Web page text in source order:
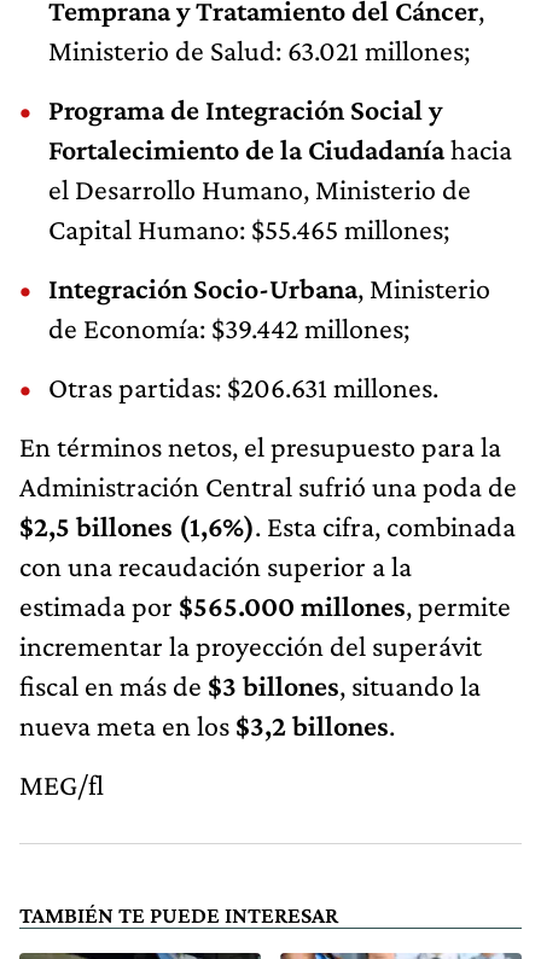
Temprana y Tratamiento del Cáncer,
Ministerio de Salud: 63.021 millones;
Programa de Integración Social y
Fortalecimiento de la Ciudadaníahacia
el Desarrollo Humano, Ministerio de
Capital Humano: $55.465 millones;
Integración Socio-Urbana, Ministerio
de Economía: $39.442 millones;
Otras partidas: $206.631 millones.
En términos netos, el presupuesto para la
Administración Central sufrió una poda de
$2,5 billones (1,6%). Esta cifra, combinada
con una recaudación superior a la
estimada por $565.000 millones, permite
incrementar la proyección del superávit
fiscal en más de $3 billones, situando la
nueva meta en los $3,2 billones.
MEG/fl
TAMBIÉN TE PUEDE INTERESAR